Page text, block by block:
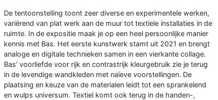
De tentoonstelling toont zeer diverse en experimentele werken,
variërend van plat werk aan de muur tot textiele installaties in de
ruimte. In de expositie maak je op een heel persoonlijke manier
kennis met Bas. Het eerste kunstwerk stamt uit 2021 en brengt
analoge en digitale technieken samen in een vierkante collage.
Bas’ voorliefde voor rijk en contrastrijk kleurgebruik zie je terug
in de levendige wandkleden met naïeve voorstellingen. De
plaatsing en keuze van de materialen leidt tot een sprankelend
en wulps universum. Textiel komt ook terug in de handen-,